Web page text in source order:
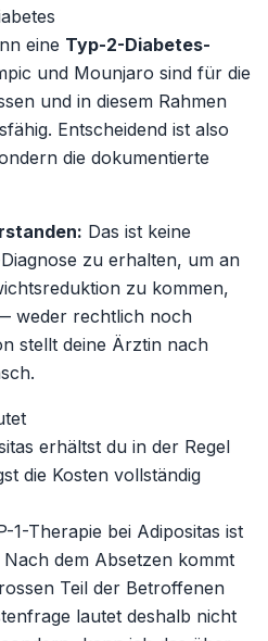
eine Typ-2-Diabetes-
und Mounjaro sind für die
und in diesem Rahmen
Entscheidend ist also
die dokumentierte
Das ist keine
zu erhalten, um an
zu kommen,
weder rechtlich noch
stellt deine Ärztin nach
erhältst du in der Regel
die Kosten vollständig
1-Therapie bei Adipositas ist
dem Absetzen kommt
Teil der Betroffenen
lautet deshalb nicht